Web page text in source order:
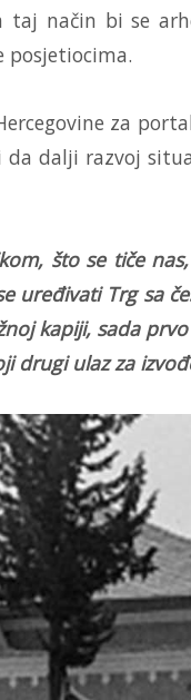
način bi se
posjetiocima.
za
dalji razvoj
što se tiče
uređivati Trg sa
kapiji, sada
drugi ulaz za